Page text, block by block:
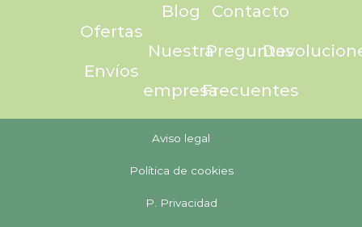
Ofertas
Envíos
Blog
Nuestra
empresa
Contacto
Preguntas
Frecuentes
Aviso legal
Política de cookies
P. Privacidad